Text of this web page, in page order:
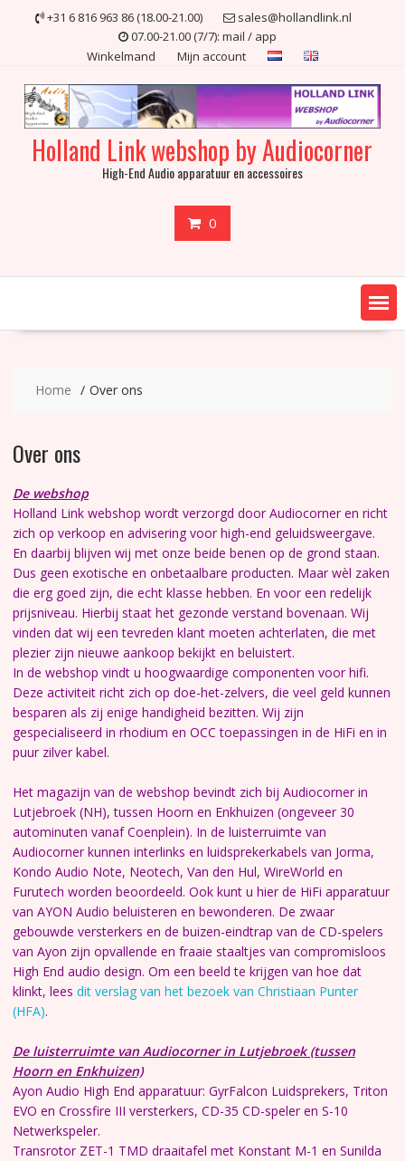
+31 6 816 963 86 (18.00-21.00)
sales@hollandlink.nl
07.00-21.00 (7/7): mail / app
Winkelmand
Mijn account
Holland Link webshop by Audiocorner
High-End Audio apparatuur en accessoires
0
Home Over ons
Over ons
De webshop
Holland Link webshop wordt verzorgd door Audiocorner en richt
zich op verkoop en advisering voor high-end geluidsweergave.
En daarbij blijven wij met onze beide benen op de grond staan.
Dus geen exotische en onbetaalbare producten. Maar wèl zaken
die erg goed zijn, die echt klasse hebben. En voor een redelijk
prijsniveau. Hierbij staat het gezonde verstand bovenaan. Wij
vinden dat wij een tevreden klant moeten achterlaten, die met
plezier zijn nieuwe aankoop bekijkt en beluistert.
In de webshop vindt u hoogwaardige componenten voor hifi.
Deze activiteit richt zich op doe-het-zelvers, die veel geld kunnen
besparen als zij enige handigheid bezitten. Wij zijn
gespecialiseerd in rhodium en OCC toepassingen in de HiFi en in
puur zilver kabel.
Het magazijn van de webshop bevindt zich bij Audiocorner in
Lutjebroek (NH), tussen Hoorn en Enkhuizen (ongeveer 30
autominuten vanaf Coenplein). In de luisterruimte van
Audiocorner kunnen interlinks en luidsprekerkabels van Jorma,
Kondo Audio Note, Neotech, Van den Hul, WireWorld en
Furutech worden beoordeeld. Ook kunt u hier de HiFi apparatuur
van AYON Audio beluisteren en bewonderen. De zwaar
gebouwde versterkers en de buizen-eindtrap van de CD-spelers
van Ayon zijn opvallende en fraaie staaltjes van compromisloos
High End audio design. Om een beeld te krijgen van hoe dat
klinkt, lees dit verslag van het bezoek van Christiaan Punter
(HFA).
De luisterruimte van Audiocorner in Lutjebroek (tussen
Hoorn en Enkhuizen)
Ayon Audio High End apparatuur: GyrFalcon Luidsprekers, Triton
EVO en Crossfire III versterkers, CD-35 CD-speler en S-10
Netwerkspeler.
Transrotor ZET-1 TMD draaitafel met Konstant M-1 en Sunilda